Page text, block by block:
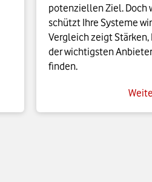
potenziellen Ziel. Doch
schützt Ihre Systeme
Vergleich zeigt
der wichtigsten
finden.